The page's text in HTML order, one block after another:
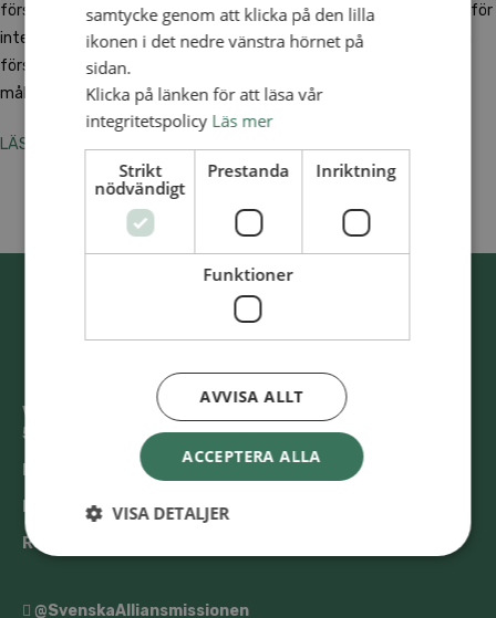
församlingsplantering i Sverige. Vi drivs av ett stort engagemang för
internationellt missionsarbete, både socialt och evangelikalt. Våra
församlingar får de flesta nya medlemmarna genom ett
målmedvetet och Jesus-centrerat ungdomsarbete.
LÄS OM SAM:S HISTORIA (PDF) >
Västra Storgatan 14
553 15 Jönköping
E-post: info@alliansmissionen.se
Fler kontaktuppgifter >
Report irregularities / Rapportera oegentligheter >
@SvenskaAlliansmissionen
samtycke genom att klicka på den lilla
ikonen i det nedre vänstra hörnet på
sidan.
Klicka på länken för att läsa vår
integritetspolicy Läs mer
Strikt
nödvändigt
Prestanda Inriktning
Funktioner
ACCEPTERA ALLA
AVVISA ALLT
VISA DETALJER